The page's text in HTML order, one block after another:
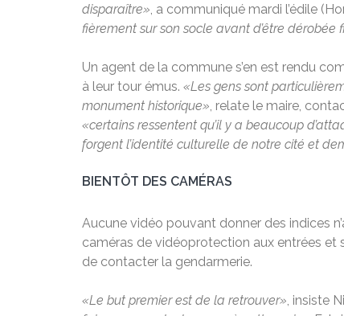
disparaître», a communiqué mardi l’édile
fièrement sur son socle avant d’être dérobée
Un agent de la commune s’en est rendu
à leur tour émus. «Les gens sont
monument historique», relate le maire,
«certains ressentent qu’il y a beaucoup
forgent l’identité culturelle de notre cité et
BIENTÔT DES CAMÉRAS
Aucune vidéo pouvant donner des indices
caméras de vidéoprotection aux entrées et
de contacter la gendarmerie.
«Le but premier est de la retrouver», insiste